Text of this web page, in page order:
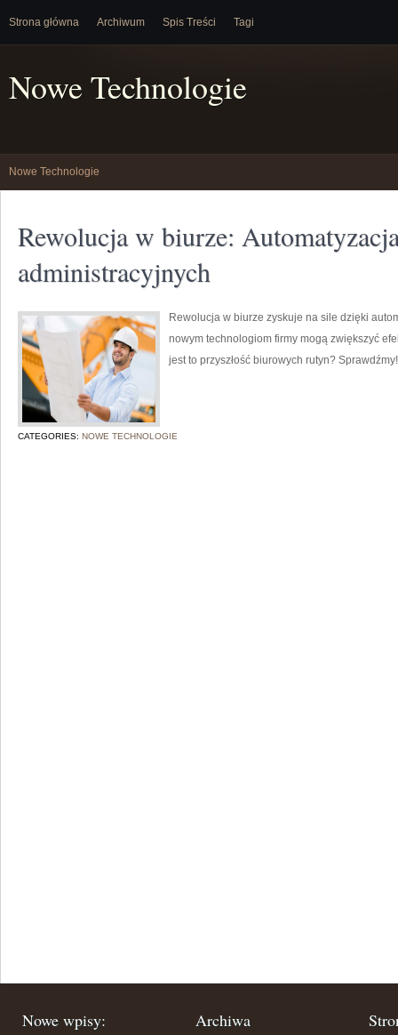
Strona główna Archiwum Spis Treści Tagi
Nowe Technologie
Nowe Technologie
Rewolucja w biurze:
administracyjnych
Rewolucja w biurze zyskuje na sile dzięki
nowym technologiom firmy mogą zwiększyć
jest to przyszłość biurowych rutyn? Sprawdźmy!
CATEGORIES: NOWE TECHNOLOGIE
Nowe wpisy: Archiwa